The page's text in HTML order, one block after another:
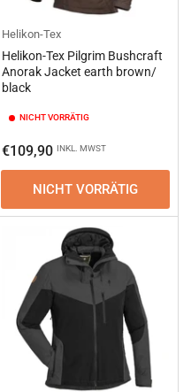
Helikon-Tex
Helikon-Tex Pilgrim Bushcraft
Anorak Jacket earth brown/
black
NICHT VORRÄTIG
Normaler
Preis
€109,90 INKL. MWST
NICHT VORRÄTIG